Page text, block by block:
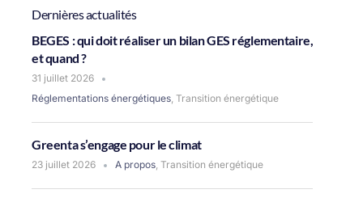
Dernières actualités
BEGES : qui doit réaliser un bilan GES réglementaire,
et quand ?
31 juillet 2026
Réglementations énergétiques,Transition énergétique
Greenta s’engage pour le climat
23 juillet 2026 A propos,Transition énergétique